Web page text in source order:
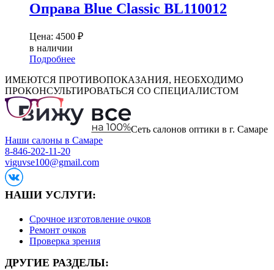
Оправа Blue Classic BL110012
Цена: 4500 ₽
в наличии
Подробнее
ИМЕЮТСЯ ПРОТИВОПОКАЗАНИЯ, НЕОБХОДИМО
ПРОКОНСУЛЬТИРОВАТЬСЯ СО СПЕЦИАЛИСТОМ
Сеть салонов оптики в г. Самаре
Наши салоны в Самаре
8-846-202-11-20
viguvse100@gmail.com
НАШИ УСЛУГИ:
Срочное изготовление очков
Ремонт очков
Проверка зрения
ДРУГИЕ РАЗДЕЛЫ: